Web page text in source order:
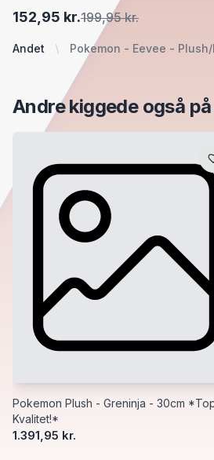
Andet Pokemon - Eevee -
152,95 kr.199,95 kr.
Andre kiggede også på
Pokemon Plush - Greninja - 30cm
Kvalitet!*
1.391,95 kr.